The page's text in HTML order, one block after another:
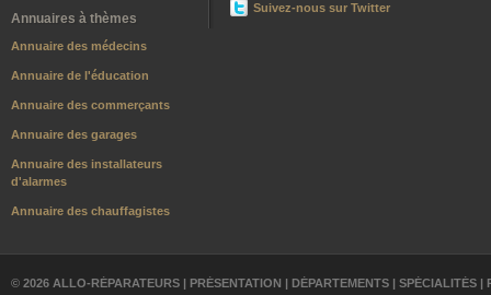
Annuaires à thèmes
Annuaire des médecins
Annuaire de l'éducation
Annuaire des commerçants
Annuaire des garages
Annuaire des installateurs
d'alarmes
Annuaire des chauffagistes
Suivez-nous sur Twitter
© 2026 ALLO-RÉPARATEURS | PRÉSENTATION | DÉPARTEMENTS | SPÉCIALITÉS |